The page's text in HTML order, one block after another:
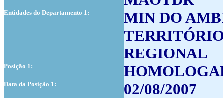
Entidades do Departamento 1:
MIN DO
REGIONAL
Posição 1:
Data da Posição 1: 02/08/2007